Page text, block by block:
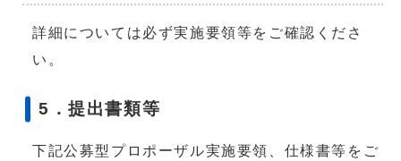
詳細については必ず実施要領等をご確認くださ
い。
5．提出書類等
下記公募型プロポーザル実施要領、仕様書等をご